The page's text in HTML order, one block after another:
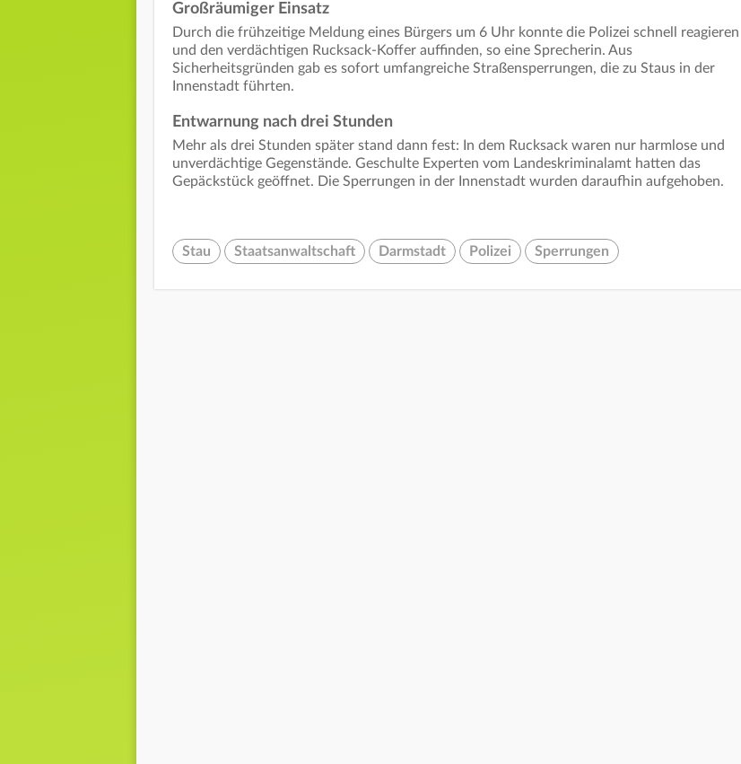
Großräumiger Einsatz
Durch die frühzeitige Meldung eines Bürgers um 6 Uhr konnte die Polizei schnell reagieren
und den verdächtigen Rucksack-Koffer auffinden, so eine Sprecherin. Aus
Sicherheitsgründen gab es sofort umfangreiche Straßensperrungen, die zu Staus in der
Innenstadt führten.
Entwarnung nach drei Stunden
Mehr als drei Stunden später stand dann fest: In dem Rucksack waren nur harmlose und
unverdächtige Gegenstände. Geschulte Experten vom Landeskriminalamt hatten das
Gepäckstück geöffnet. Die Sperrungen in der Innenstadt wurden daraufhin aufgehoben.
Stau Staatsanwaltschaft Darmstadt Polizei Sperrungen